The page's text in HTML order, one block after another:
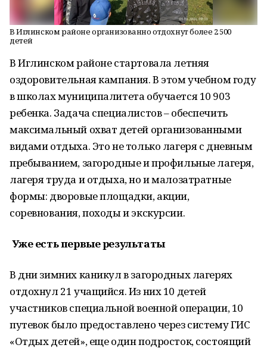
В Иглинском районе организованно отдохнут более 2 500
детей
В Иглинском районе стартовала летняя
оздоровительная кампания. В этом учебном году
в школах муниципалитета обучается 10 903
ребенка. Задача специалистов – обеспечить
максимальный охват детей организованными
видами отдыха. Это не только лагеря с дневным
пребыванием, загородные и профильные лагеря,
лагеря труда и отдыха, но и малозатратные
формы: дворовые площадки, акции,
соревнования, походы и экскурсии.
Уже есть первые результаты
В дни зимних каникул в загородных лагерях
отдохнул 21 учащийся. Из них 10 детей
участников специальной военной операции, 10
путевок было предоставлено через систему ГИС
«Отдых детей», еще один подросток, состоящий